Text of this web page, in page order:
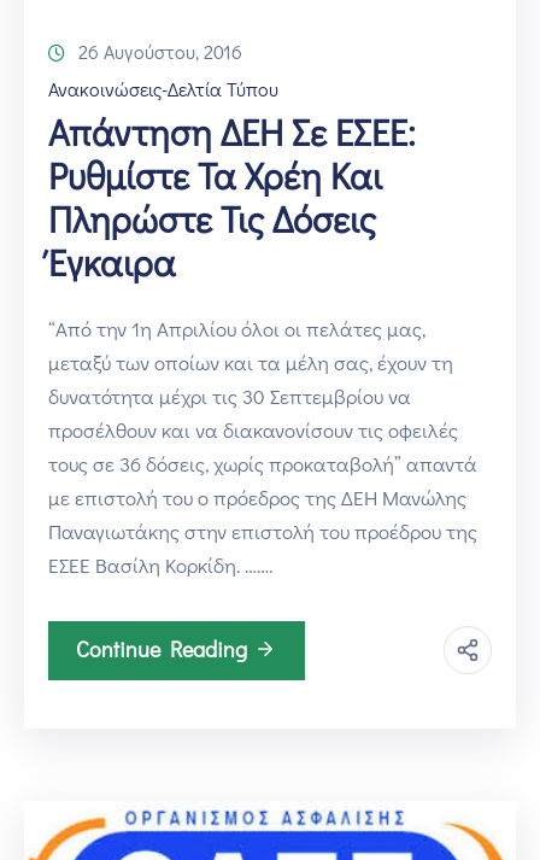
26 Αυγούστου, 2016
Ανακοινώσεις-Δελτία Τύπου
Απάντηση ΔΕΗ Σε ΕΣΕΕ:
Ρυθμίστε Τα Χρέη Και
Πληρώστε Τις Δόσεις
Έγκαιρα
“Από την 1η Απριλίου όλοι οι πελάτες μας,
μεταξύ των οποίων και τα μέλη σας, έχουν τη
δυνατότητα μέχρι τις 30 Σεπτεμβρίου να
προσέλθουν και να διακανονίσουν τις οφειλές
τους σε 36 δόσεις, χωρίς προκαταβολή” απαντά
με επιστολή του ο πρόεδρος της ΔΕΗ Μανώλης
Παναγιωτάκης στην επιστολή του προέδρου της
ΕΣΕΕ Βασίλη Κορκίδη. …….
Continue Reading